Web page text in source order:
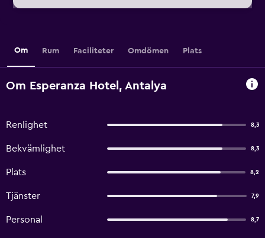
Om Rum Faciliteter Omdömen Plats
Om Esperanza Hotel, Antalya
Renlighet 8,3
Bekvämlighet 8,3
Plats 8,2
Tjänster 7,9
Personal 8,7